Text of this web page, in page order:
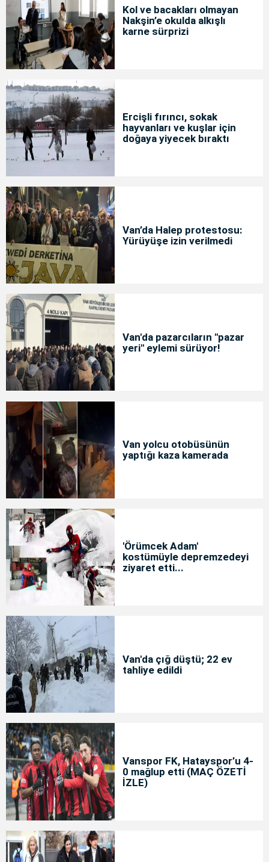
Kol ve bacakları olmayan
Nakşin’e okulda alkışlı
karne sürprizi
Ercişli fırıncı, sokak
hayvanları ve kuşlar için
doğaya yiyecek bıraktı
Van’da Halep protestosu:
Yürüyüşe izin verilmedi
Van'da pazarcıların "pazar
yeri" eylemi sürüyor!
Van yolcu otobüsünün
yaptığı kaza kamerada
'Örümcek Adam'
kostümüyle depremzedeyi
ziyaret etti...
Van'da çığ düştü; 22 ev
tahliye edildi
Vanspor FK, Hatayspor’u 4-
0 mağlup etti (MAÇ ÖZETİ
İZLE)